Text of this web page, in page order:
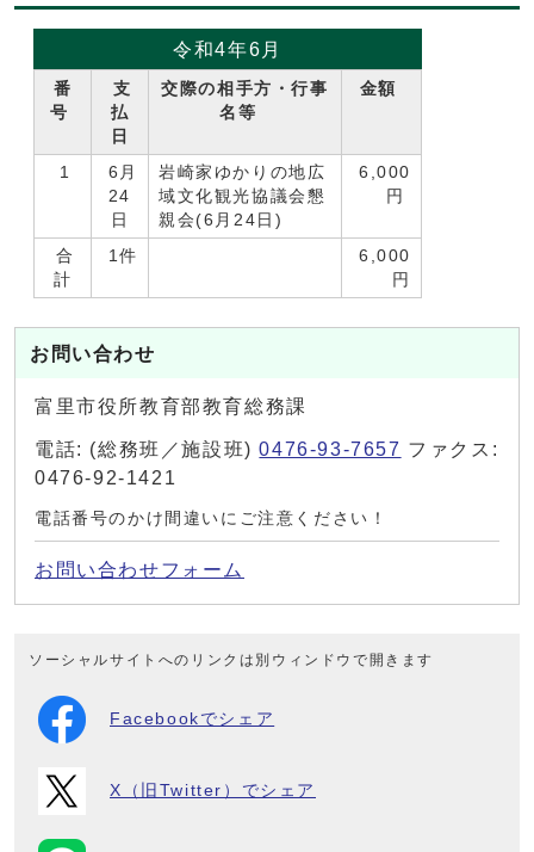
令和4年6月
番
号
支
払
日
交際の相手方・行事
名等
金額
1
6月
24
日
岩崎家ゆかりの地広
域文化観光協議会懇
親会(6月24日)
6,000
円
合
計
1件
6,000
円
お問い合わせ
富里市役所教育部教育総務課
電話: (総務班／施設班)0476-93-7657 ファクス:
0476-92-1421
電話番号のかけ間違いにご注意ください！
お問い合わせフォーム
ソーシャルサイトへのリンクは別ウィンドウで開きます
Facebookでシェア
X（旧Twitter）でシェア